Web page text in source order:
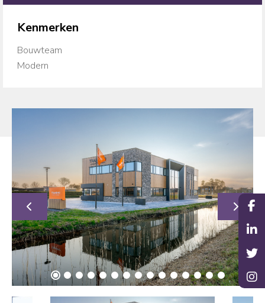
Kenmerken
Bouwteam
Modern